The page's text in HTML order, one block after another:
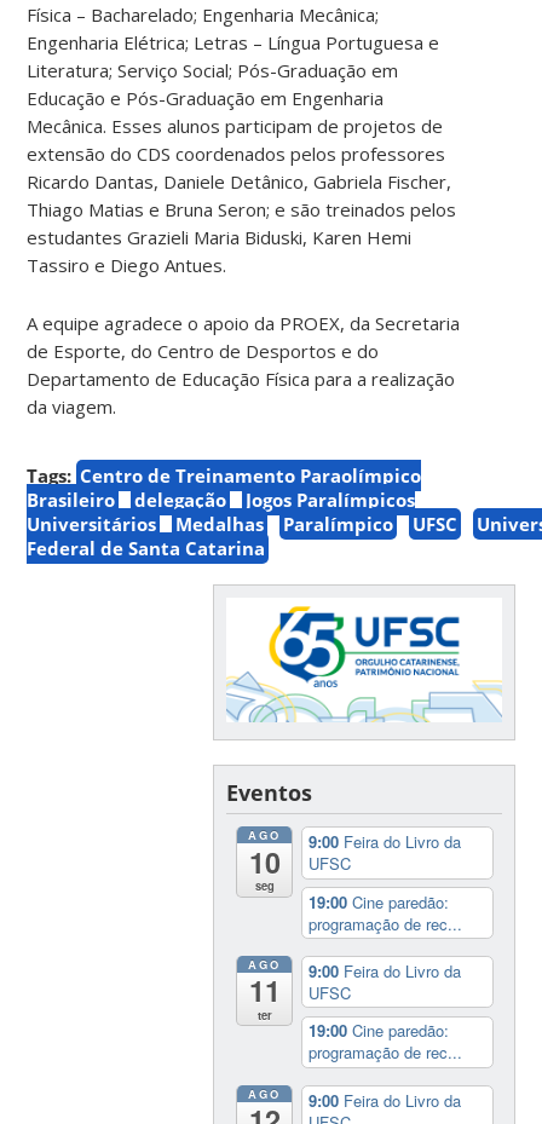
Física – Bacharelado; Engenharia Mecânica;
Engenharia Elétrica; Letras – Língua Portuguesa e
Literatura; Serviço Social; Pós-Graduação em
Educação e Pós-Graduação em Engenharia
Mecânica. Esses alunos participam de projetos de
extensão do CDS coordenados pelos professores
Ricardo Dantas, Daniele Detânico, Gabriela Fischer,
Thiago Matias e Bruna Seron; e são treinados pelos
estudantes Grazieli Maria Biduski, Karen Hemi
Tassiro e Diego Antues.
A equipe agradece o apoio da PROEX, da Secretaria
de Esporte, do Centro de Desportos e do
Departamento de Educação Física para a realização
da viagem.
Tags: Centro de Treinamento Paraolímpico
Brasileiro
delegação
Jogos Paralímpicos
Universitários
Medalhas Paralímpico UFSC
Federal de Santa Catarina
Eventos
AGO
10
seg
9:00 Feira do Livro da
UFSC
19:00Cine paredão:
programação de rec...
AGO
11
ter
9:00 Feira do Livro da
UFSC
19:00Cine paredão:
programação de rec...
AGO 9:00 Feira do Livro da